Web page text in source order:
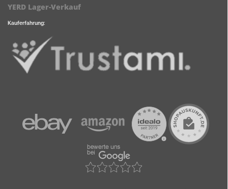
YERD Lager-Verkauf
Kauferfahrung: